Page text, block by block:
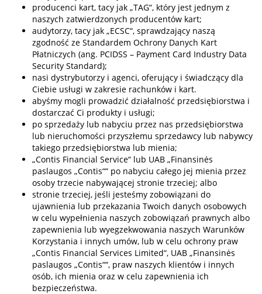
producenci kart, tacy jak „TAG“, który jest jednym z
naszych zatwierdzonych producentów kart;
audytorzy, tacy jak „ECSC“, sprawdzający naszą
zgodność ze Standardem Ochrony Danych Kart
Płatniczych (ang. PCIDSS – Payment Card Industry Data
Security Standard);
nasi dystrybutorzy i agenci, oferujący i świadczący dla
Ciebie usługi w zakresie rachunków i kart.
abyśmy mogli prowadzić działalność przedsiębiorstwa i
dostarczać Ci produkty i usługi;
po sprzedaży lub nabyciu przez nas przedsiębiorstwa
lub nieruchomości przyszłemu sprzedawcy lub nabywcy
takiego przedsiębiorstwa lub mienia;
„Contis Financial Service“ lub UAB „Finansinės
paslaugos „Contis““ po nabyciu całego jej mienia przez
osoby trzecie nabywającej stronie trzeciej; albo
stronie trzeciej, jeśli jesteśmy zobowiązani do
ujawnienia lub przekazania Twoich danych osobowych
w celu wypełnienia naszych zobowiązań prawnych albo
zapewnienia lub wyegzekwowania naszych Warunków
Korzystania i innych umów, lub w celu ochrony praw
„Contis Financial Services Limited“, UAB „Finansinės
paslaugos „Contis““, praw naszych klientów i innych
osób, ich mienia oraz w celu zapewnienia ich
bezpieczeństwa.